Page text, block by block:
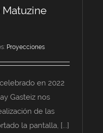
Proyecciones
en 2022
Gasteiz nos
de las
la pantalla, [...]